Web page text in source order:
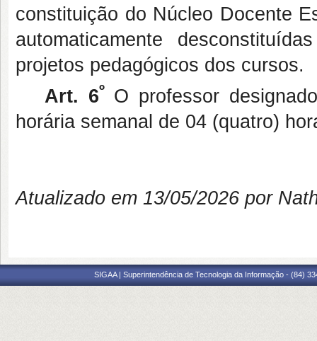
constituição do Núcleo Docente
automaticamente
projetos pedagógicos dos cursos.
Art. 6ºO professor
horária semanal de 04 (quatro)
Atualizado em 13/05/2026 por
SIGAA | Superintendência de Tecnologia da Informação - (84)